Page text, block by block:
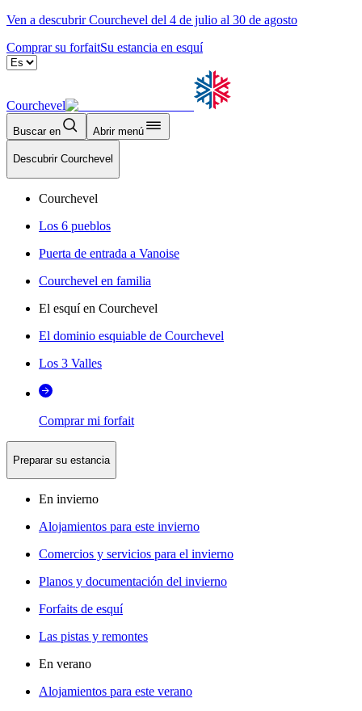
Ven a descubrir Courchevel del 4 de julio al 30 de agosto
Comprar su forfaitSu estancia en esquí
Courchevel
Buscar en Abrir menú
Descubrir Courchevel
Courchevel
Los 6 pueblos
Puerta de entrada a Vanoise
Courchevel en familia
El esquí en Courchevel
El dominio esquiable de Courchevel
Los 3 Valles
Comprar mi forfait
Preparar su estancia
En invierno
Alojamientos para este invierno
Comercios y servicios para el invierno
Planos y documentación del invierno
Forfaits de esquí
Las pistas y remontes
En verano
Alojamientos para este verano